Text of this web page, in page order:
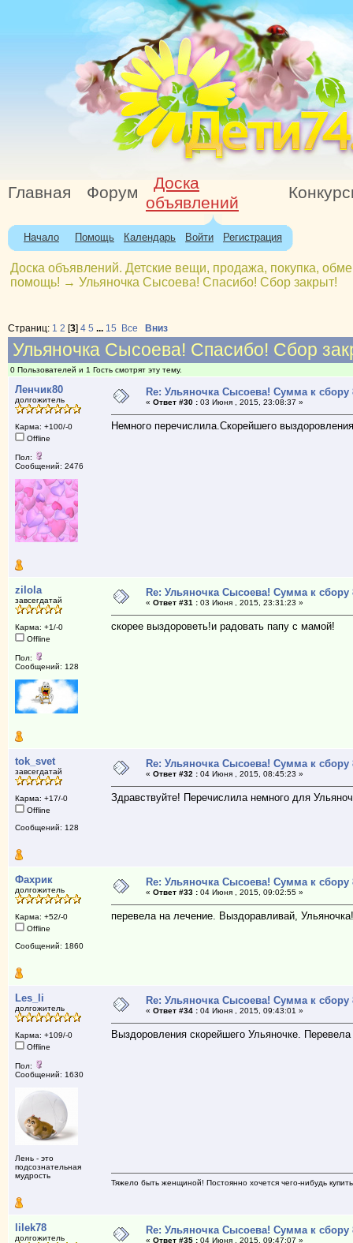
Главная Форум
Доска
объявлений
Начало Помощь Календарь Войти Регистрация
Доска объявлений. Детские вещи, продажа, покупка,
помощь! → Ульяночка Сысоева! Спасибо! Сбор закрыт!
Страниц: 1 2 [3] 4 5 ... 15 Все Вниз
Ульяночка Сысоева! Спасибо! Сбор
0 Пользователей и 1 Гость смотрят эту тему.
Ленчик80
долгожитель
Карма: +100/-0
Offline
Пол:
Сообщений: 2476
Re: Ульяночка Сысоева! Сумма к сбору
« Ответ #30 :03 Июня , 2015, 23:08:37 »
Немного перечислила.Скорейшего
zilola
завсегдатай
Карма: +1/-0
Offline
Пол:
Сообщений: 128
Re: Ульяночка Сысоева! Сумма к сбору
« Ответ #31 :03 Июня , 2015, 23:31:23 »
скорее выздороветь!и радовать папу с мамой!
tok_svet
завсегдатай
Карма: +17/-0
Offline
Сообщений: 128
Re: Ульяночка Сысоева! Сумма к сбору
« Ответ #32 :04 Июня , 2015, 08:45:23 »
Здравствуйте! Перечислила немного для
Фахрик
долгожитель
Карма: +52/-0
Offline
Сообщений: 1860
Re: Ульяночка Сысоева! Сумма к сбору
« Ответ #33 :04 Июня , 2015, 09:02:55 »
перевела на лечение. Выздоравливай,
Les_li
долгожитель
Карма: +109/-0
Offline
Пол:
Сообщений: 1630
Лень - это
подсознательная
мудрость
Re: Ульяночка Сысоева! Сумма к сбору
« Ответ #34 :04 Июня , 2015, 09:43:01 »
Выздоровления скорейшего Ульяночке. Перевела
Тяжело быть женщиной! Постоянно хочется чего-нибудь
lilek78
долгожитель
Re: Ульяночка Сысоева! Сумма к сбору
« Ответ #35 :04 Июня , 2015, 09:47:07 »